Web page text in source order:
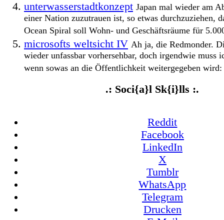
unterwasserstadtkonzept Japan mal wieder am
einer Nation zuzutrauen ist, so etwas durchzuziehen,
Ocean Spiral soll Wohn- und Geschäftsräume für
microsofts weltsicht IV Ah ja, die Redmonder.
wieder unfassbar vorhersehbar, doch irgendwie muss
wenn sowas an die Öffentlichkeit weitergegeben
.: Soci{a}l Sk{i}lls :.
Reddit
Facebook
LinkedIn
X
Tumblr
WhatsApp
Telegram
Drucken